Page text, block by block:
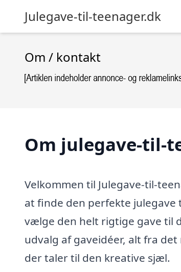
Julegave-til-teenager.dk
Om / kontakt
Om julegave-til-
Velkommen til Julegave-til-
at finde den perfekte
vælge den helt rigtige gave til
udvalg af gaveidéer, alt fra
der taler til den kreative sjæl.